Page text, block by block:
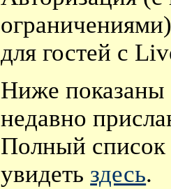
для гостей с
Ниже показаны
недавно
Полный
увидеть здесь.